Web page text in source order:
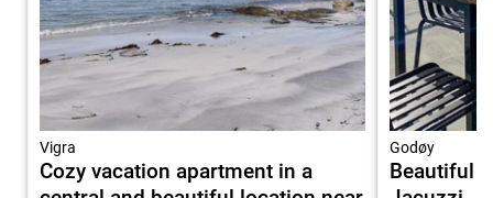
Vigra
Cozy vacation apartment in a
Godøy
Beautiful